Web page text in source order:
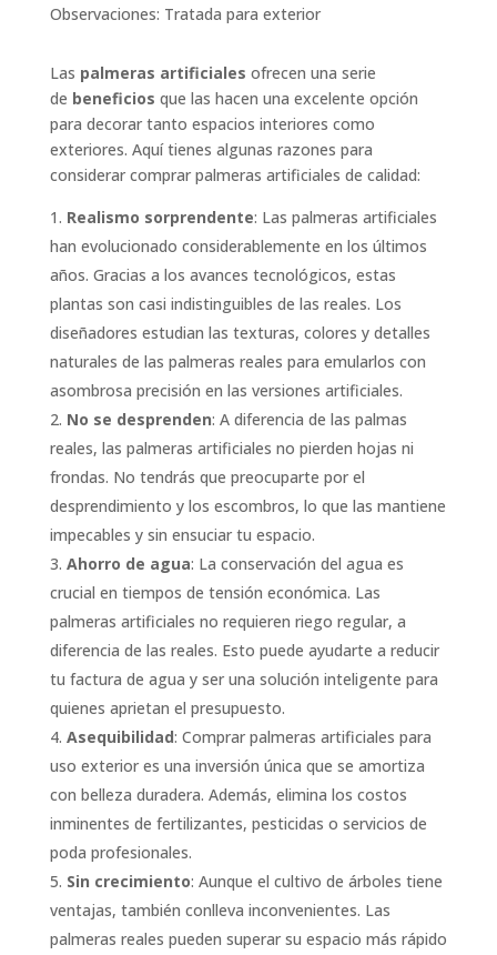
Observaciones: Tratada para exterior
Las palmeras artificiales ofrecen una serie
de beneficios que las hacen una excelente opción
para decorar tanto espacios interiores como
exteriores. Aquí tienes algunas razones para
considerar comprar palmeras artificiales de calidad:
Realismo sorprendente: Las palmeras artificiales
han evolucionado considerablemente en los últimos
años. Gracias a los avances tecnológicos, estas
plantas son casi indistinguibles de las reales. Los
diseñadores estudian las texturas, colores y detalles
naturales de las palmeras reales para emularlos con
asombrosa precisión en las versiones artificiales.
No se desprenden: A diferencia de las palmas
reales, las palmeras artificiales no pierden hojas ni
frondas. No tendrás que preocuparte por el
desprendimiento y los escombros, lo que las mantiene
impecables y sin ensuciar tu espacio.
Ahorro de agua: La conservación del agua es
crucial en tiempos de tensión económica. Las
palmeras artificiales no requieren riego regular, a
diferencia de las reales. Esto puede ayudarte a reducir
tu factura de agua y ser una solución inteligente para
quienes aprietan el presupuesto.
Asequibilidad: Comprar palmeras artificiales para
uso exterior es una inversión única que se amortiza
con belleza duradera. Además, elimina los costos
inminentes de fertilizantes, pesticidas o servicios de
poda profesionales.
Sin crecimiento: Aunque el cultivo de árboles tiene
ventajas, también conlleva inconvenientes. Las
palmeras reales pueden superar su espacio más rápido